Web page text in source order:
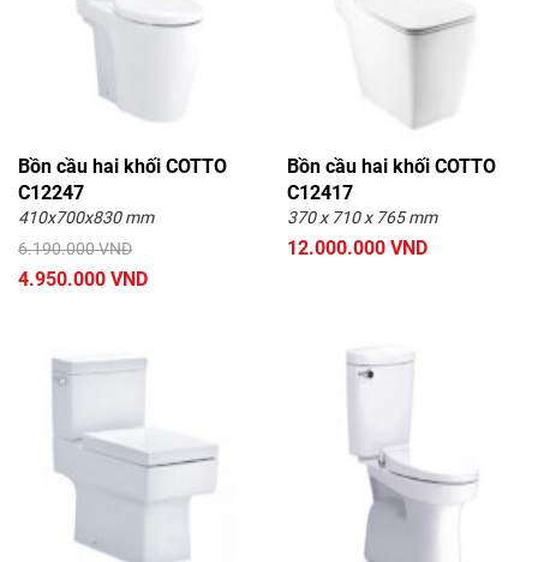
Bồn cầu hai khối COTTO
C12247
410x700x830 mm
6.190.000 VND
4.950.000 VND
Bồn cầu hai khối COTTO
C12417
370 x 710 x 765 mm
12.000.000 VND